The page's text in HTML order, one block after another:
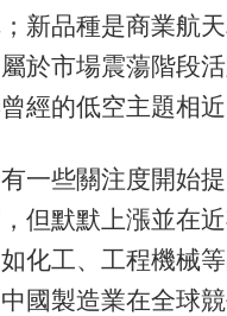
新品種是商業航
於市場震蕩階段
經的低空主題相近
些關注度開始提
但默默上漲並在
化工、工程機械
國製造業在全球